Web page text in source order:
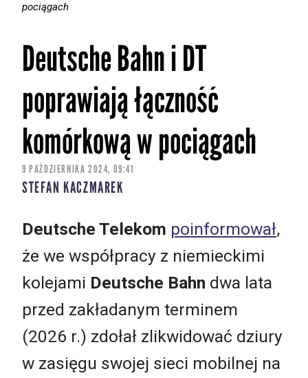
pociągach
Deutsche Bahn i DT
poprawiają łączność
komórkową w pociągach
9 PAŹDZIERNIKA 2024, 09:41
STEFAN KACZMAREK
Deutsche Telekom poinformował,
że we współpracy z niemieckimi
kolejami Deutsche Bahn dwa lata
przed zakładanym terminem
(2026 r.) zdołał zlikwidować dziury
w zasięgu swojej sieci mobilnej na